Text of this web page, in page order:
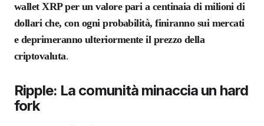
wallet XRP per un valore pari a centinaia di milioni di
dollari che, con ogni probabilità, finiranno sui mercati
e deprimeranno ulteriormente il prezzo della
criptovaluta.
Ripple: La comunità minaccia un hard
fork